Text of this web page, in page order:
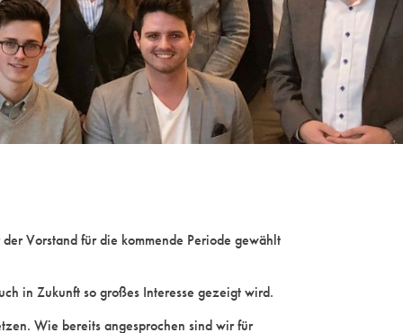
Vorstand für die kommende Periode gewählt
in Zukunft so großes Interesse gezeigt wird.
Wie bereits angesprochen sind wir für